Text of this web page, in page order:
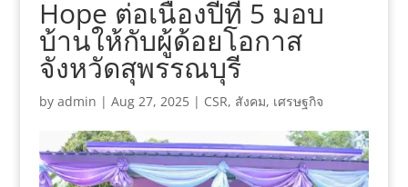
Hope ต่อเนื่องปีที่ 5 มอบ
บ้านให้กับผู้ด้อยโอกาส
จังหวัดสุพรรณบุรี
by admin | Aug 27, 2025| CSR, สังคม, เศรษฐกิจ